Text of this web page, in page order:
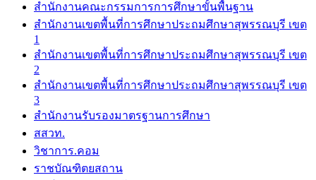
สำนักงานคณะกรรมการการศึกษาขั้นพื้นฐาน
สำนักงานเขตพื้นที่การศึกษาประถมศึกษาสุพรรณบุรี เขต
1
สำนักงานเขตพื้นที่การศึกษาประถมศึกษาสุพรรณบุรี เขต
2
สำนักงานเขตพื้นที่การศึกษาประถมศึกษาสุพรรณบุรี เขต
3
สำนักงานรับรองมาตรฐานการศึกษา
สสวท.
วิชาการ.คอม
ราชบัณฑิตยสถาน